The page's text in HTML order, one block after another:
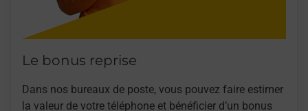
Le bonus reprise
Dans nos bureaux de poste, vous pouvez faire estimer
la valeur de votre téléphone et bénéficier d’un bonus